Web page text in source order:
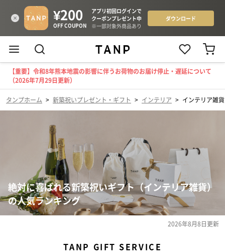
【重要】令和8年熊本地震の影響に伴うお荷物のお届け停止・遅延について
（2026年7月29日更新）
タンプホーム > 新築祝いプレゼント・ギフト > インテリア > インテリア雑貨
絶対に喜ばれる新築祝いギフト（インテリア雑貨）
の人気ランキング
2026年8月8日更新
TANP GIFT SERVICE